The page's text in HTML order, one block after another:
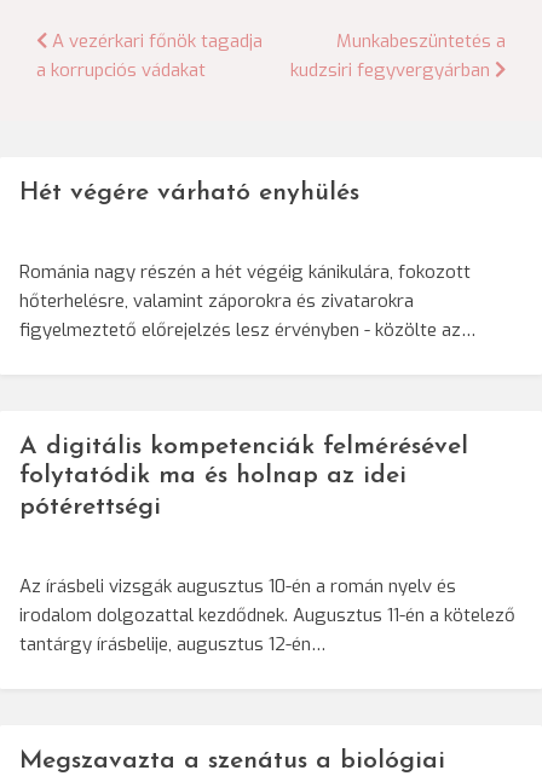
Bejegyzés
navigáció
A vezérkari főnök tagadja
a korrupciós vádakat
Munkabeszüntetés a
kudzsiri fegyvergyárban
Hét végére várható enyhülés
Románia nagy részén a hét végéig kánikulára, fokozott
hőterhelésre, valamint záporokra és zivatarokra
figyelmeztető előrejelzés lesz érvényben - közölte az…
A digitális kompetenciák felmérésével
folytatódik ma és holnap az idei
pótérettségi
Az írásbeli vizsgák augusztus 10-én a román nyelv és
irodalom dolgozattal kezdődnek. Augusztus 11-én a kötelező
tantárgy írásbelije, augusztus 12-én…
Megszavazta a szenátus a biológiai